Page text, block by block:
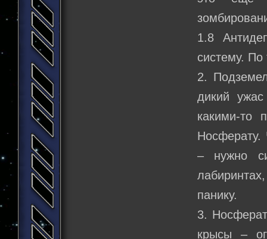
1.8
систему.
2.
дикий
какими-то
Носферату.
– нужно
панику.
3.
крысы –